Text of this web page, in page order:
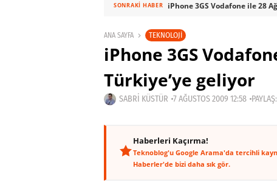
SONRAKI HABER iPhone 3GS Vodafone ile 28
ANA SAYFA TEKNOLOJI
iPhone 3GS
Türkiye’ye geliyor
SABRI KÜSTÜR 7 AĞUSTOS 2009 12:58 PAYLAŞ:
Haberleri Kaçırma!
Teknoblog'u Google Arama'da tercihli
Haberler'de bizi daha sık gör.